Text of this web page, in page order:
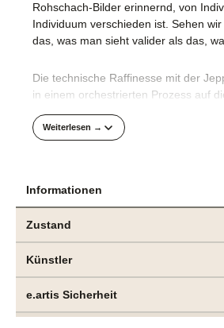
Rohschach-Bilder erinnernd, von
Individuum verschieden ist. Sehen
das, was man sieht valider als das,
Die technische Raffinesse mit der
in einem orchestrierten Prozess auf
des Künstlers an die Malerei.
Bei Jeppe Lauge bahnt sich erst ganz
und zufällig als Kontrapunkt pastos
getropft und gespritzt wird, erzeugt
Weiterlesen →
Informationen
Zustand
Künstler
e.artis Sicherheit